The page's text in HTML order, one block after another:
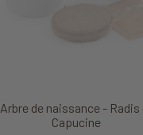
Arbre de naissance - Radis
Capucine